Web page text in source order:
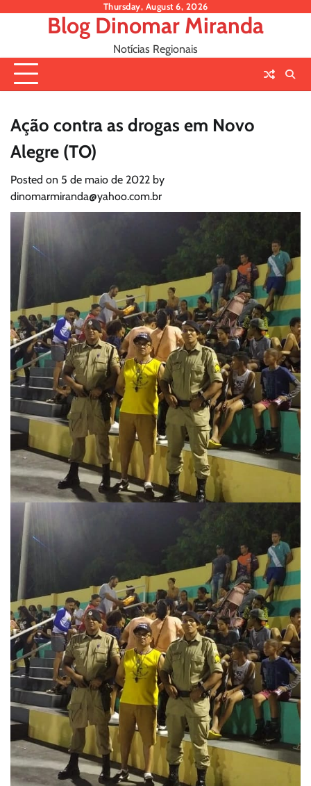
Thursday, August 6, 2026
Blog Dinomar Miranda
Notícias Regionais
Ação contra as drogas em Novo
Alegre (TO)
Posted on 5 de maio de 2022 by
dinomarmiranda@yahoo.com.br